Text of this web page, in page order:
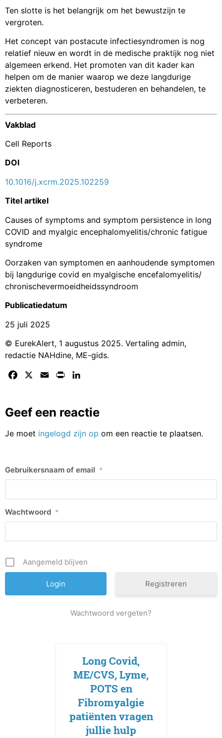
Ten slotte is het belangrijk om het bewustzijn te
vergroten.
Het concept van postacute infectiesyndromen is nog
relatief nieuw en wordt in de medische praktijk nog niet
algemeen erkend. Het promoten van dit kader kan
helpen om de manier waarop we deze langdurige
ziekten diagnosticeren, bestuderen en behandelen, te
verbeteren.
Vakblad
Cell Reports
DOI
10.1016/j.xcrm.2025.102259
Titel artikel
Causes of symptoms and symptom persistence in long
COVID and myalgic encephalomyelitis/chronic fatigue
syndrome
Oorzaken van symptomen en aanhoudende symptomen
bij langdurige covid en myalgische encefalomyelitis/
chronischevermoeidheidssyndroom
Publicatiedatum
25 juli 2025
© EurekAlert, 1 augustus 2025. Vertaling admin,
redactie NAHdine, ME-gids.
Facebook Email Print
Geef een reactie
Je moet ingelogd zijn op om een reactie te plaatsen.
Gebruikersnaam of email *
Wachtwoord *
Aangemeld blijven
Registreren
Wachtwoord vergeten?
Long Covid,
ME/CVS, Lyme,
POTS en
Fibromyalgie
patiënten vragen
jullie hulp